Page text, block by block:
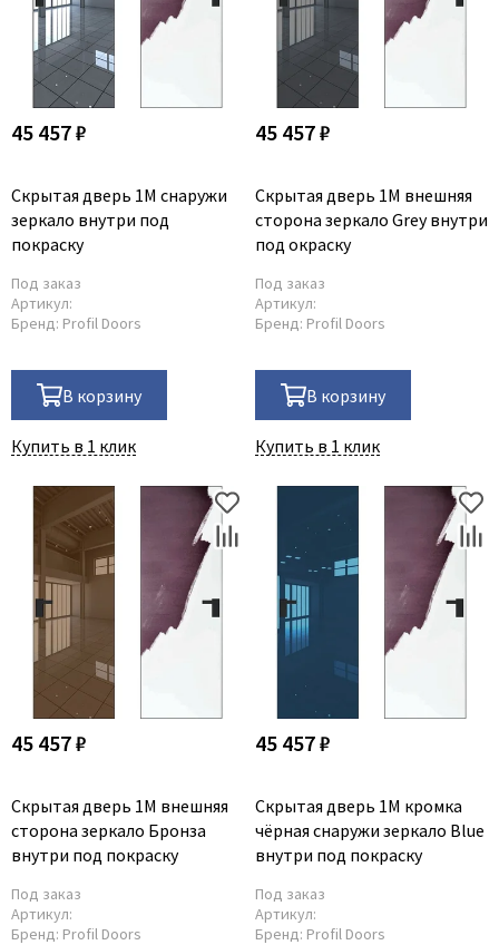
45 457 ₽
Скрытая дверь 1M снаружи
зеркало внутри под
покраску
Под заказ
Артикул:
Бренд: Profil Doors
В корзину
Купить в 1 клик
45 457 ₽
Скрытая дверь 1M внешняя
сторона зеркало Grey внутри
под окраску
Под заказ
Артикул:
Бренд: Profil Doors
В корзину
Купить в 1 клик
45 457 ₽
Скрытая дверь 1M внешняя
сторона зеркало Бронза
внутри под покраску
Под заказ
Артикул:
Бренд: Profil Doors
45 457 ₽
Скрытая дверь 1M кромка
чёрная снаружи зеркало Blue
внутри под покраску
Под заказ
Артикул:
Бренд: Profil Doors